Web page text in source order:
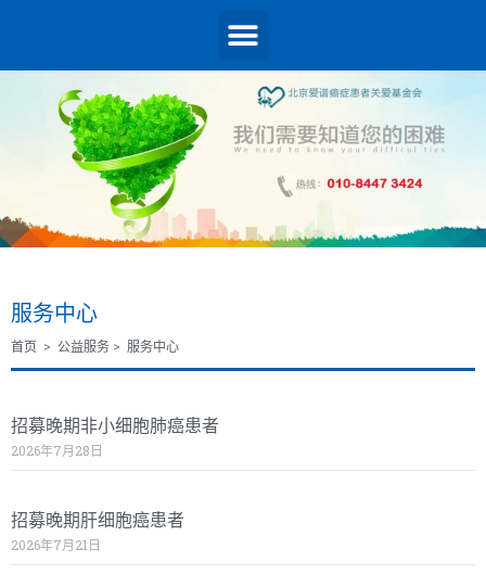
服务中心
首页 > 公益服务 > 服务中心
招募晚期非小细胞肺癌患者
2026年7月28日
招募晚期肝细胞癌患者
2026年7月21日